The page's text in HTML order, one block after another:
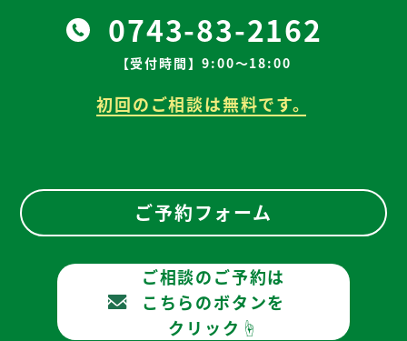
0743-83-2162
【受付時間】9:00～18:00
初回のご相談は無料です。
ご予約フォーム
ご相談のご予約は
こちらのボタンを
クリック☝